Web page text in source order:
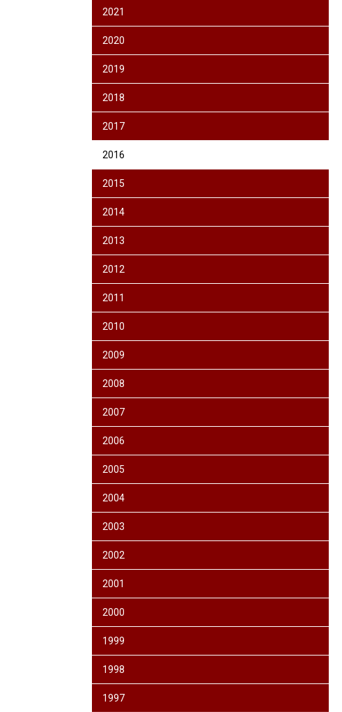
2021
2020
2019
2018
2017
2016
2015
2014
2013
2012
2011
2010
2009
2008
2007
2006
2005
2004
2003
2002
2001
2000
1999
1998
1997